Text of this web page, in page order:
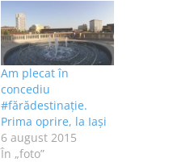
Am plecat în
concediu
#fărădestinație.
Prima oprire, la Iași
6 august 2015
În „foto”